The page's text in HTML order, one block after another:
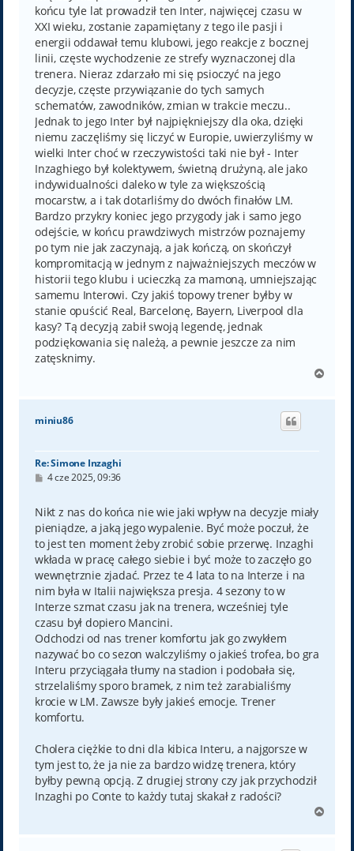
końcu tyle lat prowadził ten Inter, najwięcej czasu w
XXI wieku, zostanie zapamiętany z tego ile pasji i
energii oddawał temu klubowi, jego reakcje z bocznej
linii, częste wychodzenie ze strefy wyznaczonej dla
trenera. Nieraz zdarzało mi się psioczyć na jego
decyzje, częste przywiązanie do tych samych
schematów, zawodników, zmian w trakcie meczu..
Jednak to jego Inter był najpiękniejszy dla oka, dzięki
niemu zaczęliśmy się liczyć w Europie, uwierzyliśmy w
wielki Inter choć w rzeczywistości taki nie był - Inter
Inzaghiego był kolektywem, świetną drużyną, ale jako
indywidualności daleko w tyle za większością
mocarstw, a i tak dotarliśmy do dwóch finałów LM.
Bardzo przykry koniec jego przygody jak i samo jego
odejście, w końcu prawdziwych mistrzów poznajemy
po tym nie jak zaczynają, a jak kończą, on skończył
kompromitacją w jednym z najważniejszych meczów w
historii tego klubu i ucieczką za mamoną, umniejszając
samemu Interowi. Czy jakiś topowy trener byłby w
stanie opuścić Real, Barcelonę, Bayern, Liverpool dla
kasy? Tą decyzją zabił swoją legendę, jednak
podziękowania się należą, a pewnie jeszcze za nim
zatęsknimy.
g
miniu86
Re: Simone Inzaghi
P
t
4 cze 2025, 09:36
Nikt z nas do końca nie wie jaki wpływ na decyzje miały
pieniądze, a jaką jego wypalenie. Być może poczuł, że
to jest ten moment żeby zrobić sobie przerwę. Inzaghi
wkłada w pracę całego siebie i być może to zaczęło go
wewnętrznie zjadać. Przez te 4 lata to na Interze i na
nim była w Italii największa presja. 4 sezony to w
Interze szmat czasu jak na trenera, wcześniej tyle
czasu był dopiero Mancini.
Odchodzi od nas trener komfortu jak go zwykłem
nazywać bo co sezon walczyliśmy o jakieś trofea, bo gra
Interu przyciągała tłumy na stadion i podobała się,
strzelaliśmy sporo bramek, z nim też zarabialiśmy
krocie w LM. Zawsze były jakieś emocje. Trener
komfortu.
Cholera ciężkie to dni dla kibica Interu, a najgorsze w
tym jest to, że ja nie za bardzo widzę trenera, który
byłby pewną opcją. Z drugiej strony czy jak przychodził
Inzaghi po Conte to każdy tutaj skakał z radości?
g